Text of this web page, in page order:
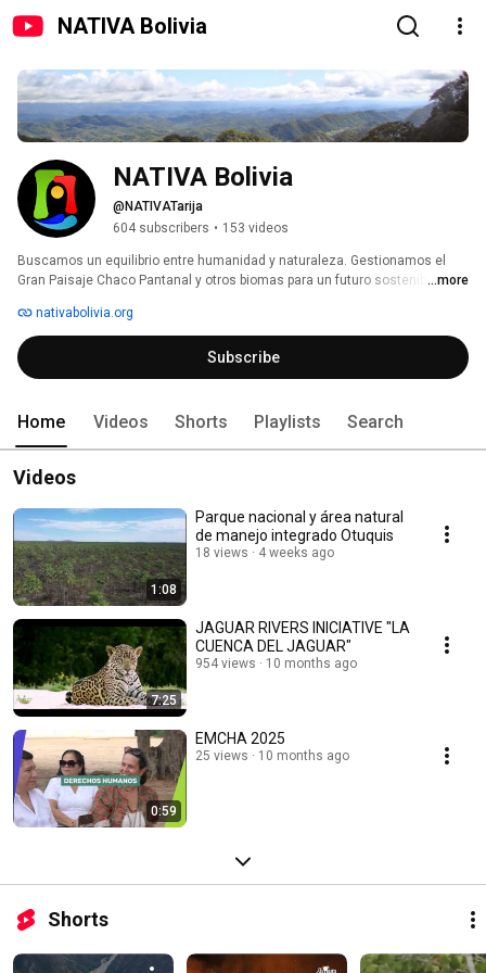
NATIVA Bolivia
NATIVA Bolivia
@NATIVATarija
604 subscribers • 153 videos
Buscamos un equilibrio entre humanidad y naturaleza. Gestionamos el
Gran Paisaje Chaco Pantanal y otros biomas para un futuro sostenible. ...more
nativabolivia.org
Subscribe
Home Videos Shorts Playlists Search
Videos
1:08
Parque nacional y área natural
de manejo integrado Otuquis
18 views 4 weeks ago
7:25
JAGUAR RIVERS INICIATIVE "LA
CUENCA DEL JAGUAR"
954 views 10 months ago
0:59
EMCHA 2025
25 views 10 months ago
Shorts